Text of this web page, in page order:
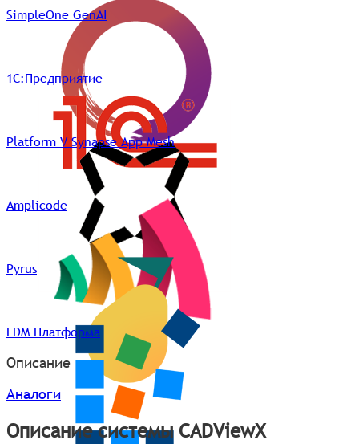
SimpleOne GenAI
1С:Предприятие
Platform V Synapse App Mesh
Amplicode
Pyrus
LDM Платформа
Описание
Аналоги
Описание системы CADViewХ